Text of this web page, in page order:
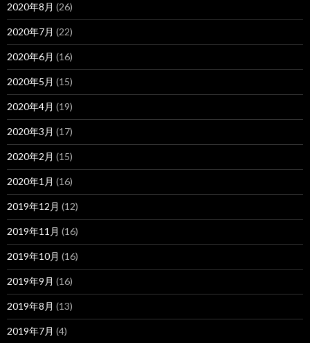
2020年8月 (26)
2020年7月 (22)
2020年6月 (16)
2020年5月 (15)
2020年4月 (19)
2020年3月 (17)
2020年2月 (15)
2020年1月 (16)
2019年12月 (12)
2019年11月 (16)
2019年10月 (16)
2019年9月 (16)
2019年8月 (13)
2019年7月 (4)